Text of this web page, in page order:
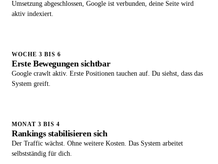
Umsetzung abgeschlossen, Google ist verbunden, deine Seite wird
aktiv indexiert.
WOCHE 3 BIS 6
Erste Bewegungen sichtbar
Google crawlt aktiv. Erste Positionen tauchen auf. Du siehst, dass das
System greift.
MONAT 3 BIS 4
Rankings stabilisieren sich
Der Traffic wächst. Ohne weitere Kosten. Das System arbeitet
selbstständig für dich.